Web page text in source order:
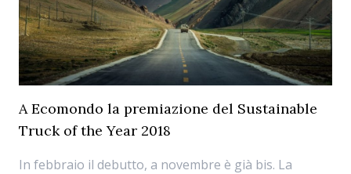
A Ecomondo la premiazione del Sustainable
Truck of the Year 2018
In febbraio il debutto, a novembre è già bis. La